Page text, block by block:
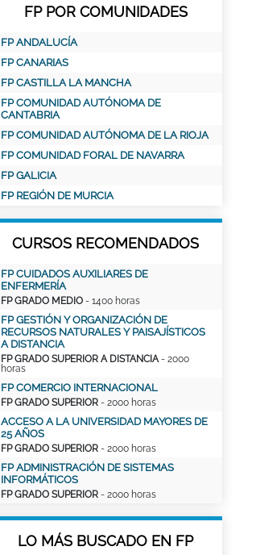
FP POR COMUNIDADES
FP ANDALUCÍA
FP CANARIAS
FP CASTILLA LA MANCHA
FP COMUNIDAD AUTÓNOMA DE
CANTABRIA
FP COMUNIDAD AUTÓNOMA DE LA RIOJA
FP COMUNIDAD FORAL DE NAVARRA
FP GALICIA
FP REGIÓN DE MURCIA
CURSOS RECOMENDADOS
FP CUIDADOS AUXILIARES DE
ENFERMERÍA
FP GRADO MEDIO - 1400 horas
FP GESTIÓN Y ORGANIZACIÓN DE
RECURSOS NATURALES Y PAISAJÍSTICOS
A DISTANCIA
FP GRADO SUPERIOR A DISTANCIA- 2000
horas
FP COMERCIO INTERNACIONAL
FP GRADO SUPERIOR - 2000 horas
ACCESO A LA UNIVERSIDAD MAYORES DE
25 AÑOS
FP GRADO SUPERIOR - 2000 horas
FP ADMINISTRACIÓN DE SISTEMAS
INFORMÁTICOS
FP GRADO SUPERIOR - 2000 horas
LO MÁS BUSCADO EN FP